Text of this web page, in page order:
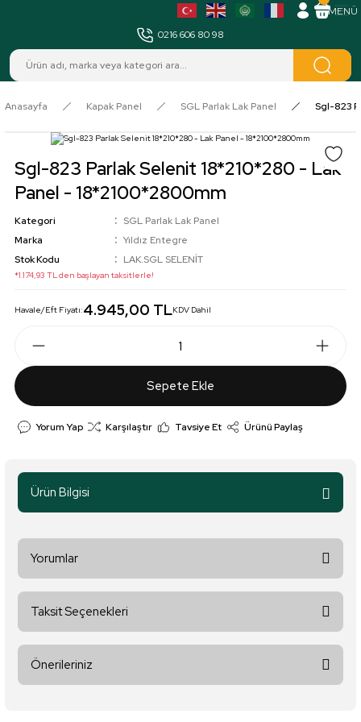
0216 606 80 98
Anasayfa Kapak Panel SGL Parlak Lak Panel Sgl-823
Sgl-823 Parlak Selenit 18*210*280 - Lak
Panel - 18*2100*2800mm
Kategori
SGL Parlak Lak Panel
Marka
Yıldız Entegre
Stok Kodu
LAK.SGL SELENİT
*1.174,93 TL den başlayan taksitlerle!
Havale/Eft Fiyatı:4.945,00 TLKDV Dahil
Sepete Ekle
Yorum Yap Karşılaştır Tavsiye Et Ürünü Paylaş
Ürün Bilgisi
Yorumlar
Taksit Seçenekleri
Önerileriniz